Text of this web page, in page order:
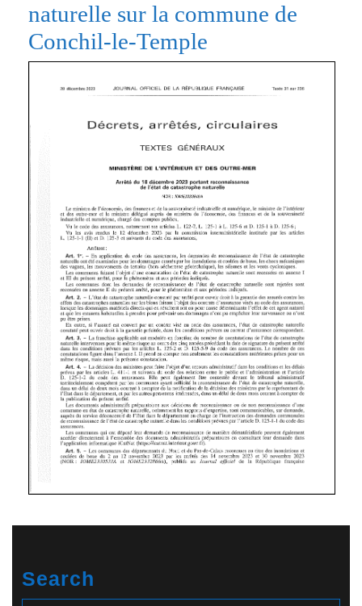
naturelle sur la commune de
Conchil-le-Temple
Search